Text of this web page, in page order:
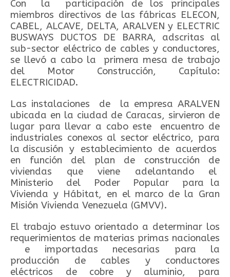
Con la participación de los principales
miembros directivos de las fábricas ELECON,
CABEL, ALCAVE, DELTA, ARALVEN y ELECTRIC
BUSWAYS DUCTOS DE BARRA, adscritas al
sub-sector eléctrico de cables y conductores,
se llevó a cabo la primera mesa de trabajo
del Motor Construcción, Capítulo:
ELECTRICIDAD.
Las instalaciones de la empresa ARALVEN
ubicada en la ciudad de Caracas, sirvieron de
lugar para llevar a cabo este encuentro de
industriales conexos al sector eléctrico, para
la discusión y establecimiento de acuerdos
en función del plan de construcción de
viviendas que viene adelantando el
Ministerio del Poder Popular para la
Vivienda y Hábitat, en el marco de la Gran
Misión Vivienda Venezuela (GMVV).
El trabajo estuvo orientado a determinar los
requerimientos de materias primas nacionales
e importadas necesarias para la
producción de cables y conductores
eléctricos de cobre y aluminio, para